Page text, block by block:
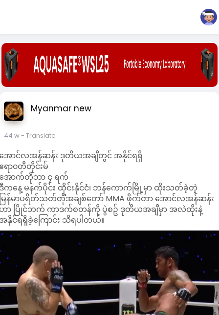
Myanmar new
44 w- Translate
ောင်လအန်ဆန်း ဒုတိယအချီတွင် အနိုင်ရရှိ
ရာ၀တီတိုင်းမ်
ောက်တိုဘာ ၄ ရက်
ကနေ့ မနက်ပိုင်း ထိုင်းနိုင်ငံ၊ ဘန်ကောက်မြို့မှာ ထိုးသတ်ခဲ့တဲ့
ြန်မာပရိတ်သတ်တိုံအချစ်တော် MMA ဖိုက်တာ အောင်လအန်ဆန်း
ာ ပြိုင်ဘက် ကာဒက်စတန်ကို ပွဲစဥ် ဒုတိယအချီမှာ အလဲထိုးနဲ့
နိုင်ရရှိခဲ့ကြောင်း သိရပါတယ်။